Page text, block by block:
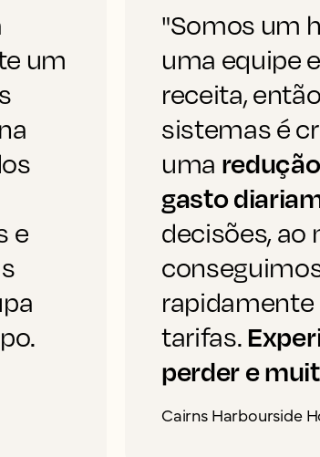
um
e
"Somos um
uma equipe
receita,
sistemas é
uma
gasto
decisões,
tarifas.
perder e
Cairns Harbourside